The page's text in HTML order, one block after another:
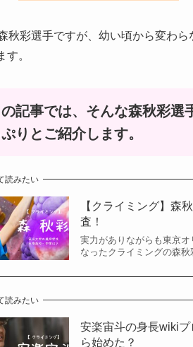
秋彩選手ですが、幼い頃から変わ
す。
の記事では、そんな森秋彩選
りとご紹介します。
読みたい
【クライミング】森
査！
実力がありながらも東京
なったクライミングの森
読みたい
安楽宙斗の身長wiki
ら始めた？